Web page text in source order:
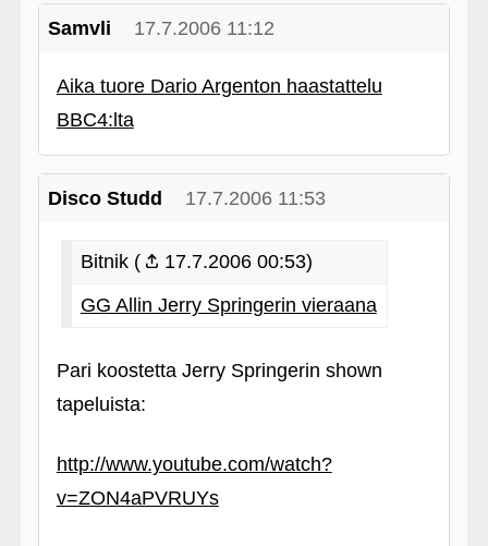
Samvli 17.7.2006 11:12
Aika tuore Dario Argenton haastattelu
BBC4:lta
Disco Studd 17.7.2006 11:53
Bitnik (
17.7.2006 00:53)
GG Allin Jerry Springerin vieraana
Pari koostetta Jerry Springerin shown
tapeluista:
http://www.youtube.com/watch?
v=ZON4aPVRUYs